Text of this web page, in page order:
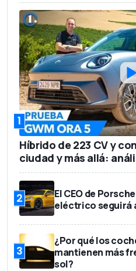
1
Híbrido de 223 CV y
ciudad y más allá:
2
El CEO de
eléctrico seguirá
3
¿Por qué los
mantienen más
sol?